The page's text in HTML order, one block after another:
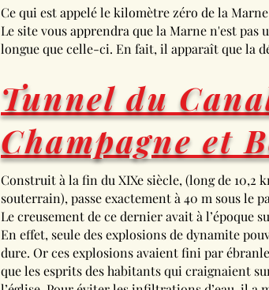
Ce qui est appelé le kilomètre zéro de la
Le site vous apprendra que la Marne n'est
longue que celle-ci. En fait, il apparaît que la
Tunnel du
Champagne et
Construit à la fin du XIXe siècle, (long de 10,2
souterrain), passe exactement à 40 m sous le
Le creusement de ce dernier avait à l’époque
En effet, seule des explosions de dynamite
dure. Or ces explosions avaient fini par
que les esprits des habitants qui craignaient